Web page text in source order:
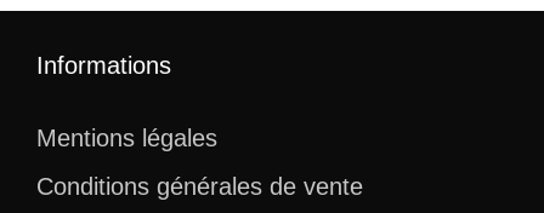
Informations
Mentions légales
Conditions générales de vente